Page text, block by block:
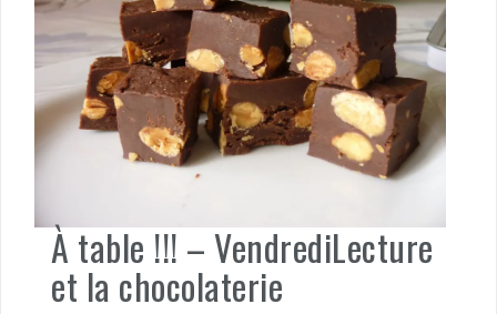
À table !!! – VendrediLecture
et la chocolaterie